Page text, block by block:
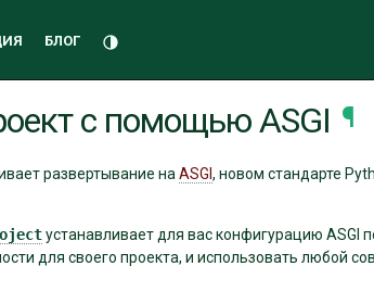
БЛОГ Переключить тему (текущая тема: авто)
с помощью ASGI ¶
развертывание на ASGI , новом стандарте
устанавливает для вас конфигурацию ASGI
для своего проекта, и использовать любой